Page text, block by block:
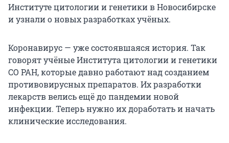
Институте цитологии и генетики в Новосибирске
и узнали о новых разработках учёных.
Коронавирус — уже состоявшаяся история. Так
говорят учёные Института цитологии и генетики
СО РАН, которые давно работают над созданием
противовирусных препаратов. Их разработки
лекарств велись ещё до пандемии новой
инфекции. Теперь нужно их доработать и начать
клинические исследования.